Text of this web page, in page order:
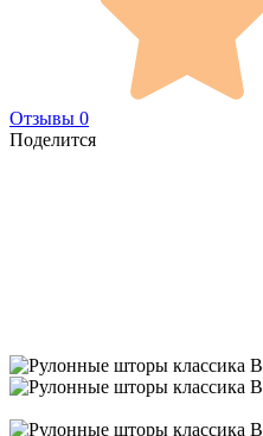
Отзывы 0
Поделится